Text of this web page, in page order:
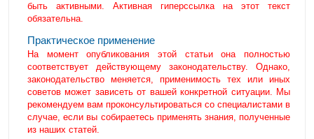
быть активными. Активная гиперссылка на этот текст
обязательна.
Практическое применение
На момент опубликования этой статьи она полностью
соответствует действующему законодательству. Однако,
законодательство меняется, применимость тех или иных
советов может зависеть от вашей конкретной ситуации. Мы
рекомендуем вам проконсультироваться со специалистами в
случае, если вы собираетесь применять знания, полученные
из наших статей.